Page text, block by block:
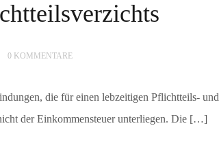
0 KOMMENTARE
die für einen lebzeitigen Pflichtteils- und
der Einkommensteuer unterliegen. Die […]